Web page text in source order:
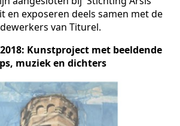
en exposeren deels samen met de
van Titurel.
Kunstproject met beeldende
muziek en dichters